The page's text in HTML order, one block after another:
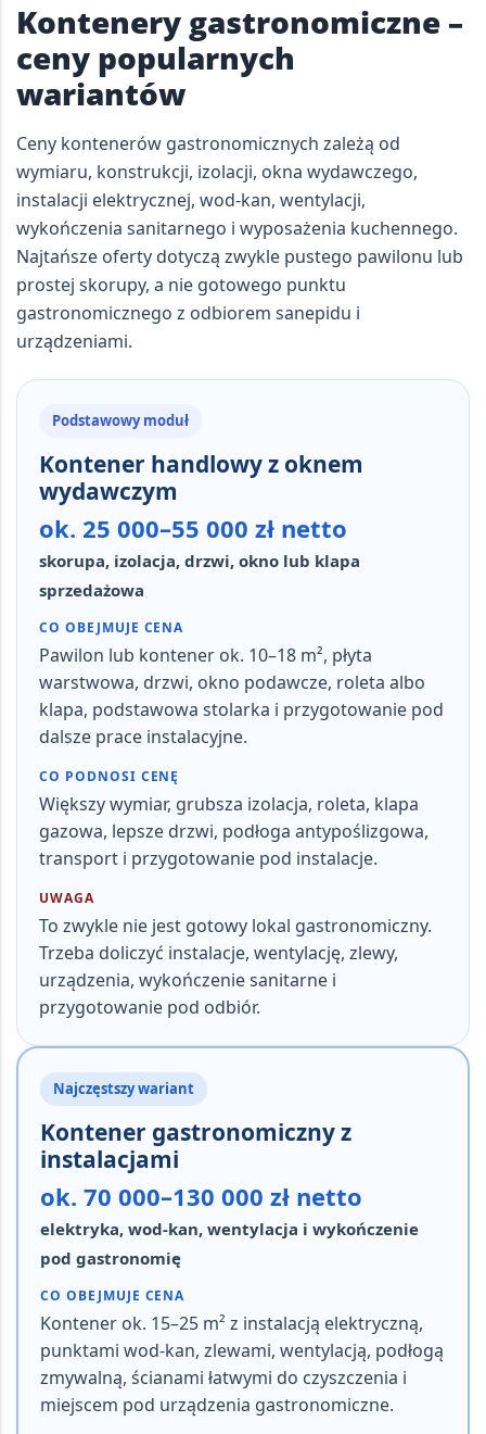
Kontenery gastronomiczne –
ceny popularnych
wariantów
Ceny kontenerów gastronomicznych zależą od
wymiaru, konstrukcji, izolacji, okna wydawczego,
instalacji elektrycznej, wod-kan, wentylacji,
wykończenia sanitarnego i wyposażenia kuchennego.
Najtańsze oferty dotyczą zwykle pustego pawilonu lub
prostej skorupy, a nie gotowego punktu
gastronomicznego z odbiorem sanepidu i
urządzeniami.
Podstawowy moduł
Kontener handlowy z oknem
wydawczym
ok. 25 000–55 000 zł netto
skorupa, izolacja, drzwi, okno lub klapa
sprzedażowa
CO OBEJMUJE CENA
Pawilon lub kontener ok. 10–18 m², płyta
warstwowa, drzwi, okno podawcze, roleta albo
klapa, podstawowa stolarka i przygotowanie pod
dalsze prace instalacyjne.
CO PODNOSI CENĘ
Większy wymiar, grubsza izolacja, roleta, klapa
gazowa, lepsze drzwi, podłoga antypoślizgowa,
transport i przygotowanie pod instalacje.
UWAGA
To zwykle nie jest gotowy lokal gastronomiczny.
Trzeba doliczyć instalacje, wentylację, zlewy,
urządzenia, wykończenie sanitarne i
przygotowanie pod odbiór.
Najczęstszy wariant
Kontener gastronomiczny z
instalacjami
ok. 70 000–130 000 zł netto
elektryka, wod-kan, wentylacja i wykończenie
pod gastronomię
CO OBEJMUJE CENA
Kontener ok. 15–25 m² z instalacją elektryczną,
punktami wod-kan, zlewami, wentylacją, podłogą
zmywalną, ścianami łatwymi do czyszczenia i
miejscem pod urządzenia gastronomiczne.